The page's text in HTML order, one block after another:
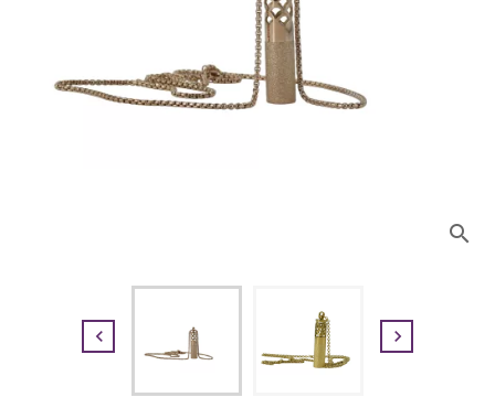
search
 